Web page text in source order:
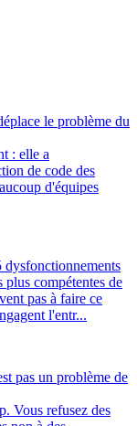
le problème du
: elle a
de code des
d'équipes
dysfonctionnements
compétentes de
pas à faire ce
l'entr...
pas un problème de
Vous refusez des